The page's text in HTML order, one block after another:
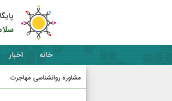
خانه اخبار
مشاوره روانشناسی مهاجرت